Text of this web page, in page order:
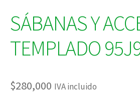
SÁBANAS Y
TEMPLADO
$280,000 IVA incluido